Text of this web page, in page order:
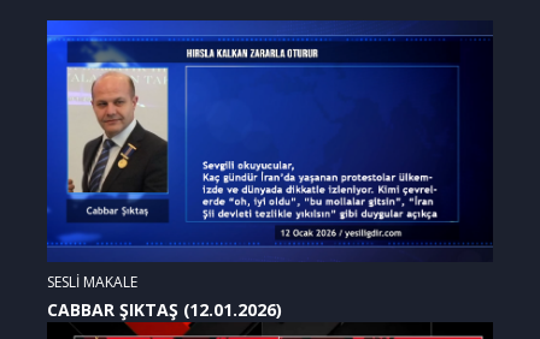
SESLİ MAKALE
CABBAR ŞIKTAŞ (12.01.2026)